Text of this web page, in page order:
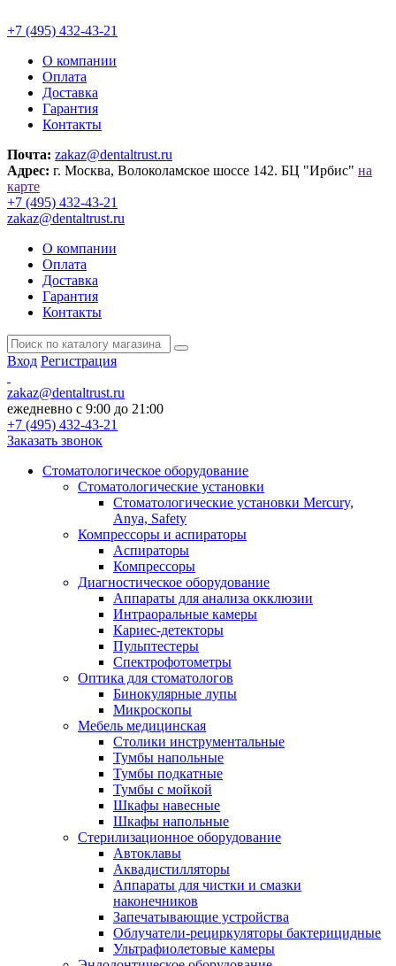
+7 (495) 432-43-21
О компании
Оплата
Доставка
Гарантия
Контакты
Почта: zakaz@dentaltrust.ru
Адрес: г. Москва, Волоколамское шоссе 142. БЦ "Ирбис" на
карте
+7 (495) 432-43-21
zakaz@dentaltrust.ru
О компании
Оплата
Доставка
Гарантия
Контакты
Вход Регистрация
zakaz@dentaltrust.ru
ежедневно с 9:00 до 21:00
+7 (495) 432-43-21
Заказать звонок
Стоматологическое оборудование
Стоматологические установки
Стоматологические установки Mercury,
Anya, Safety
Компрессоры и аспираторы
Аспираторы
Компрессоры
Диагностическое оборудование
Аппараты для анализа окклюзии
Интраоральные камеры
Кариес-детекторы
Пульптестеры
Спектрофотометры
Оптика для стоматологов
Бинокулярные лупы
Микроскопы
Мебель медицинская
Столики инструментальные
Тумбы напольные
Тумбы подкатные
Тумбы с мойкой
Шкафы навесные
Шкафы напольные
Стерилизационное оборудование
Автоклавы
Аквадистилляторы
Аппараты для чистки и смазки
наконечников
Запечатывающие устройства
Облучатели-рециркуляторы бактерицидные
Ультрафиолетовые камеры